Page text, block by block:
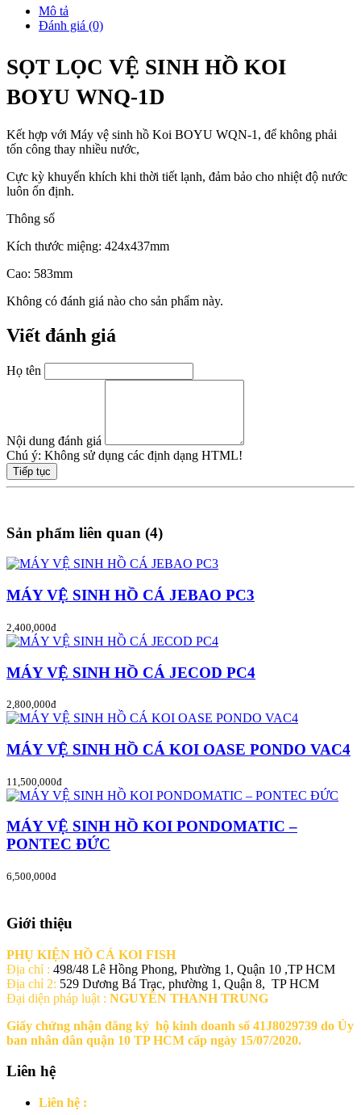
Mô tả
Đánh giá (0)
SỌT LỌC VỆ SINH HỒ KOI
BOYU WNQ-1D
Kết hợp với Máy vệ sinh hồ Koi BOYU WQN-1, để không phải
tốn công thay nhiều nước,
Cực kỳ khuyến khích khi thời tiết lạnh, đảm bảo cho nhiệt độ nước
luôn ổn định.
Thông số
Kích thước miệng: 424x437mm
Cao: 583mm
Không có đánh giá nào cho sản phẩm này.
Viết đánh giá
Họ tên
Nội dung đánh giá
Chú ý: Không sử dụng các định dạng HTML!
Tiếp tục
Sản phẩm liên quan (4)
MÁY VỆ SINH HỒ CÁ JEBAO PC3
2,400,000đ
MÁY VỆ SINH HỒ CÁ JECOD PC4
2,800,000đ
MÁY VỆ SINH HỒ CÁ KOI OASE PONDO VAC4
11,500,000đ
MÁY VỆ SINH HỒ KOI PONDOMATIC –
PONTEC ĐỨC
6,500,000đ
Giới thiệu
PHỤ KIỆN HỒ CÁ KOI FISH
Địa chỉ : 498/48 Lê Hồng Phong, Phường 1, Quận 10 ,TP HCM
Địa chỉ 2: 529 Dương Bá Trạc, phường 1, Quận 8, TP HCM
Đại diện pháp luật : NGUYỄN THANH TRUNG
Giấy chứng nhận đăng ký hộ kinh doanh số 41J8029739 do Ủy
ban nhân dân quận 10 TP HCM cấp ngày 15/07/2020.
Liên hệ
Liên hệ :